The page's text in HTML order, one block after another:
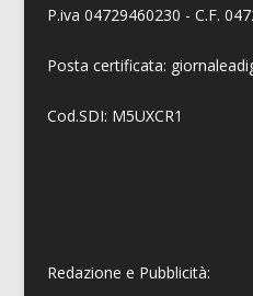
P.iva 04729460230 - C.F.
Posta certificata:
Cod.SDI: M5UXCR1
Redazione e Pubblicità: